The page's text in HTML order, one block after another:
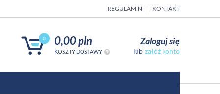
REGULAMIN KONTAKT
0 0,00 pln
KOSZTY DOSTAWY
Zaloguj się
załóż konto